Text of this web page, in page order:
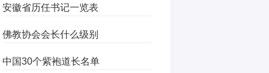
安徽省历任书记一览表
佛教协会会长什么级别
中国30个紫袍道长名单